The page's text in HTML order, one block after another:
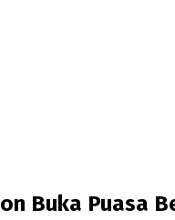
Buka Puasa